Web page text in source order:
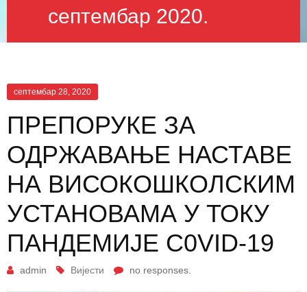
септембар 2020.
септембар 28, 2020
ПРЕПОРУКЕ ЗА
ОДРЖАВАЊЕ НАСТАВЕ
НА ВИСОКOШКОЛСКИМ
УСТАНОВАМА У ТОКУ
ПАНДЕМИЈЕ C0VID-19
admin Вијести no responses.